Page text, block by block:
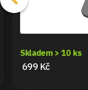
Skladem > 10 ks
699 Kč